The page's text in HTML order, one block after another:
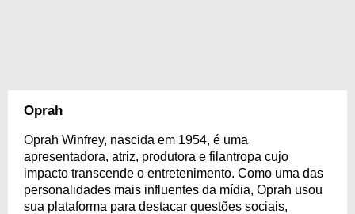
Oprah
Oprah Winfrey, nascida em 1954, é uma
apresentadora, atriz, produtora e filantropa cujo
impacto transcende o entretenimento. Como uma das
personalidades mais influentes da mídia, Oprah usou
sua plataforma para destacar questões sociais,